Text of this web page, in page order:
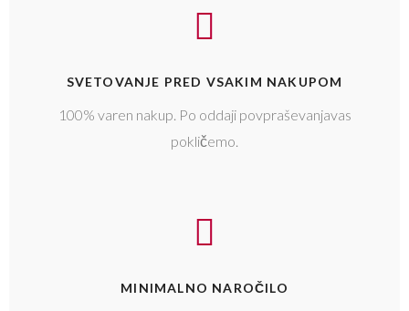
SVETOVANJE PRED VSAKIM NAKUPOM
100% varen nakup. Po oddaji povpraševanjavas
pokličemo.
MINIMALNO NAROČILO